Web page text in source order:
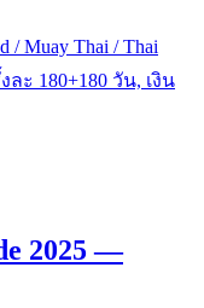
Muay Thai / Thai
ะ 180+180 วัน, เงิน
2025 —